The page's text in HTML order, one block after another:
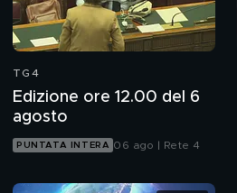
TG4
Edizione ore 12.00 del 6
agosto
PUNTATA INTERA 06 ago | Rete 4